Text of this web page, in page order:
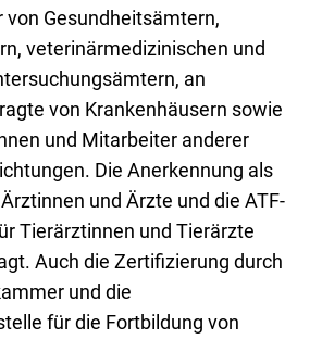
Gesundheitsämtern,
veterinärmedizinischen und
an
von Krankenhäusern sowie
und Mitarbeiter anderer
Die Anerkennung als
und Ärzte und die ATF-
Tierärztinnen und Tierärzte
Auch die Zertifizierung durch
und die
für die Fortbildung von